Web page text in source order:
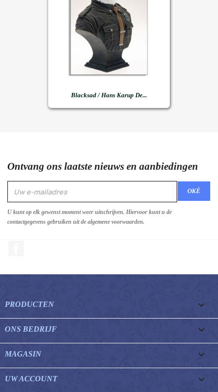
Blacksad / Hans Karup De...
Ontvang ons laatste nieuws en aanbiedingen
U kunt op elk gewenst moment weer uitschrijven. Hiervoor kunt u de
contactgegevens gebruiken uit de algemene voorwaarden.
PRODUCTEN 
ONS BEDRIJF 
MAGASIN 
UW ACCOUNT 